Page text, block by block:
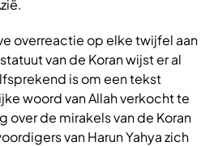
overreactie op elke twijfel aan
van de Koran wijst er al
is om een tekst
woord van Allah verkocht te
over de mirakels van de Koran
van Harun Yahya zich